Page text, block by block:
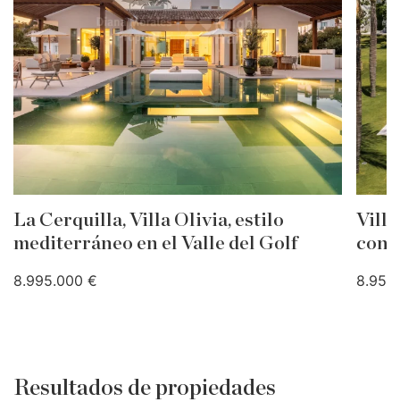
La Cerquilla, Villa Olivia, estilo
mediterráneo en el Valle del Golf
8.995.000 €
Villa
Resultados de propiedades